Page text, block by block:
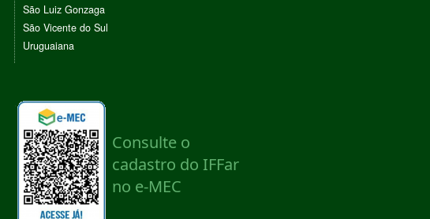
São Luiz Gonzaga
São Vicente do Sul
Uruguaiana